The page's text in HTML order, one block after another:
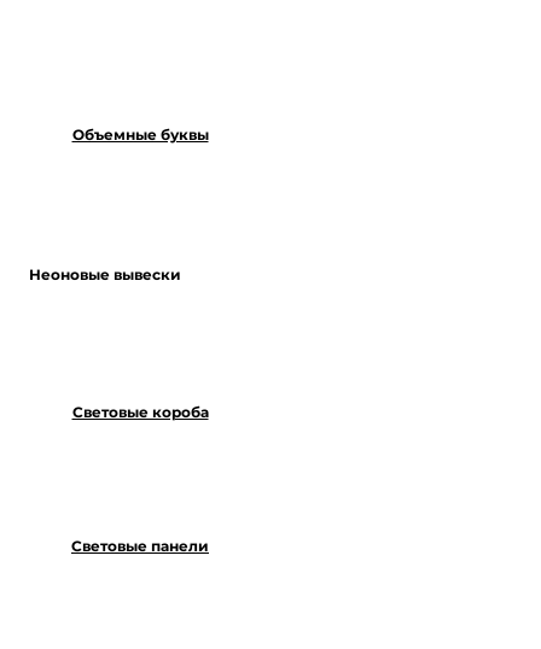
Объемные буквы
Неоновые вывески
Световые короба
Световые панели